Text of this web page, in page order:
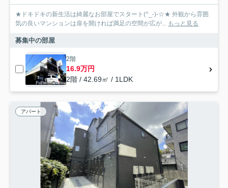
★ドキドキの新生活は綺麗なお部屋でスタート(^_-)-☆★ 外観から雰囲
気の良いマンションは扉を開ければ満足の空間が広が...
もっと見る
募集中の部屋
2階
16.9万円
2階 / 42.69㎡ / 1LDK
アパート